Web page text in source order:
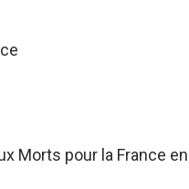
Morts pour la France